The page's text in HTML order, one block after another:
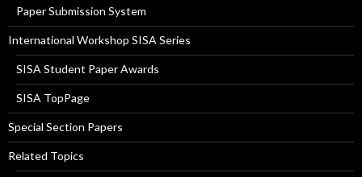
Paper Submission System
International Workshop SISA Series
SISA Student Paper Awards
SISA TopPage
Special Section Papers
Related Topics